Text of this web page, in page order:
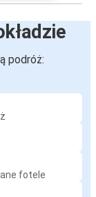
podróż:
fotele